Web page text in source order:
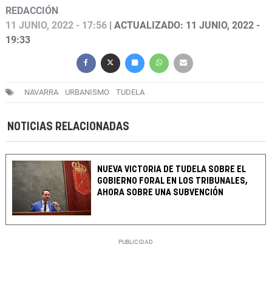
REDACCIÓN
11 JUNIO, 2022 - 17:56 | ACTUALIZADO: 11 JUNIO, 2022 -
19:33
NAVARRA URBANISMO TUDELA
NOTICIAS RELACIONADAS
NUEVA VICTORIA DE TUDELA SOBRE EL
GOBIERNO FORAL EN LOS TRIBUNALES,
AHORA SOBRE UNA SUBVENCIÓN